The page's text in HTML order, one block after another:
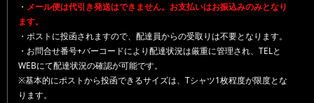
・ メール便は代引き発送はできません。お支払いはお振込みのみとなり
ます。
・ポストに投函されますので、配達員からの受取りは不要となります。
・お問合せ番号+バーコードにより配達状況は厳重に管理され、TELと
WEBにて配達状況の確認が可能です。
※基本的にポストから投函できるサイズは、Tシャツ1枚程度が限度とな
ります。